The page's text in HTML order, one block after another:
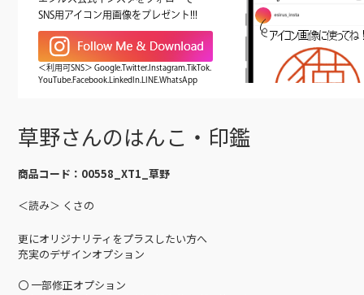
SNS用アイコン用画像をプレゼント!!!
＜利用可SNS＞ Google.Twitter.Instagram.TikTok.
YouTube.Facebook.LinkedIn.LINE.WhatsApp
草野さんのはんこ・印鑑
商品コード： 00558_XT1_草野
＜読み＞ くさの
更にオリジナリティをプラスしたい方へ
充実のデザインオプション
〇 一部修正オプション